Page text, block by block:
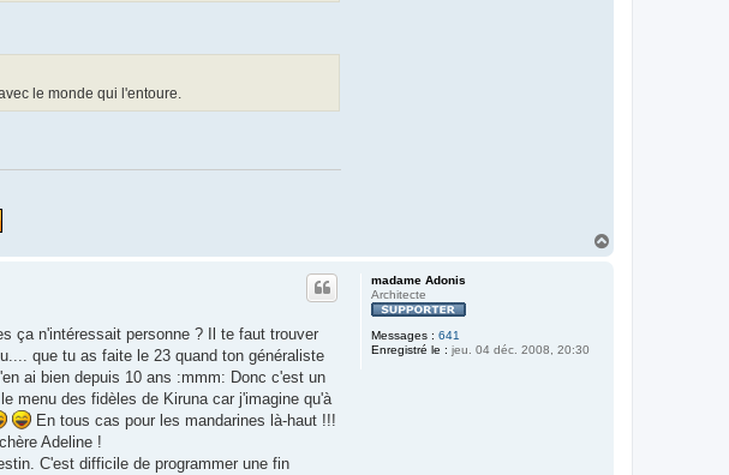
le monde qui l'entoure.
madame Adonis
Architecte
Messages : 641
Enregistré le : jeu. 04 déc. 2008, 20:30
ça n'intéressait personne ? Il te faut trouver
que tu as faite le 23 quand ton généraliste
ai bien depuis 10 ans :mmm: Donc c'est un
menu des fidèles de Kiruna car j'imagine qu'à
En tous cas pour les mandarines là-haut !!!
Adeline !
C'est difficile de programmer une fin